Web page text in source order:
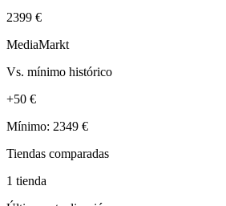
2399 €
MediaMarkt
Vs. mínimo histórico
+50 €
Mínimo: 2349 €
Tiendas comparadas
1 tienda